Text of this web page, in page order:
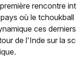
rencontre
où le
ces
de l'Inde sur la